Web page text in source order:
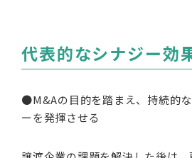
代表的なシナジー効
●M&Aの目的を踏まえ、持続的
ーを発揮させる